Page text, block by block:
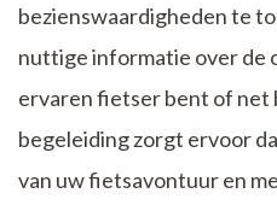
bezienswaardigheden te
nuttige informatie over de
ervaren fietser bent of net
begeleiding zorgt ervoor
van uw fietsavontuur en